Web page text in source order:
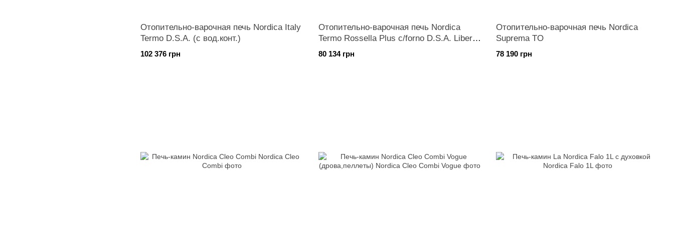
Отопительно-варочная печь Nordica Italy
Termo D.S.A. (с вод.конт.)
102 376 грн
Отопительно-варочная печь Nordica
Termo Rossella Plus c/forno D.S.A. Liberty
PT (с вод.конт.)
80 134 грн
Отопительно-варочная печь Nordica
Suprema TO
78 190 грн